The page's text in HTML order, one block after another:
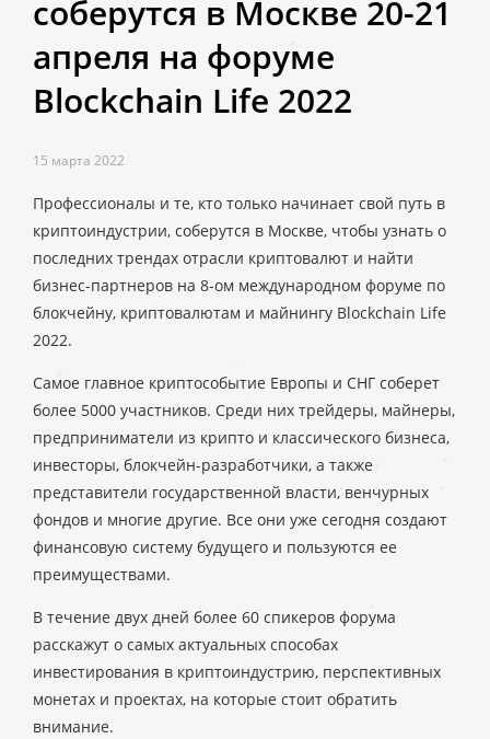
соберутся в Москве 20-21
апреля на форуме
Blockchain Life 2022
15 марта 2022
Профессионалы и те, кто только начинает свой путь в
криптоиндустрии, соберутся в Москве, чтобы узнать о
последних трендах отрасли криптовалют и найти
бизнес-партнеров на 8-ом международном форуме по
блокчейну, криптовалютам и майнингу Blockchain Life
2022.
Самое главное криптособытие Европы и СНГ соберет
более 5000 участников. Среди них трейдеры, майнеры,
предприниматели из крипто и классического бизнеса,
инвесторы, блокчейн-разработчики, а также
представители государственной власти, венчурных
фондов и многие другие. Все они уже сегодня создают
финансовую систему будущего и пользуются ее
преимуществами.
В течение двух дней более 60 спикеров форума
расскажут о самых актуальных способах
инвестирования в криптоиндустрию, перспективных
монетах и проектах, на которые стоит обратить
внимание.